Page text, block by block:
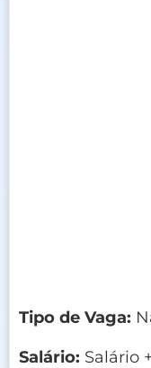
Tipo de Vaga:
Salário: Salário